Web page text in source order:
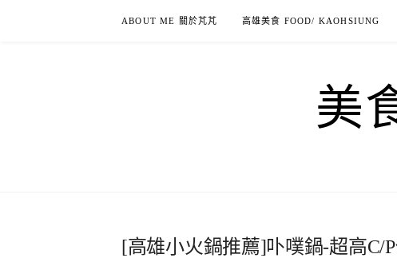
ABOUT ME 關於芃芃 高雄美食 FOOD/ KAOHSIUNG
美
[高雄小火鍋推薦]卟噗鍋-超高C/